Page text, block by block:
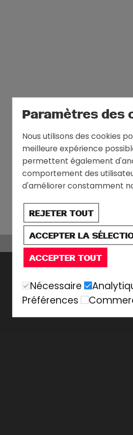
Paramètres des
Nous utilisons des cookies
meilleure expérience
permettent également
comportement des
d'améliorer constamment
REJETER TOUT
ACCEPTER LA
ACCEPTER TOUT
Nécessaire
Préférences